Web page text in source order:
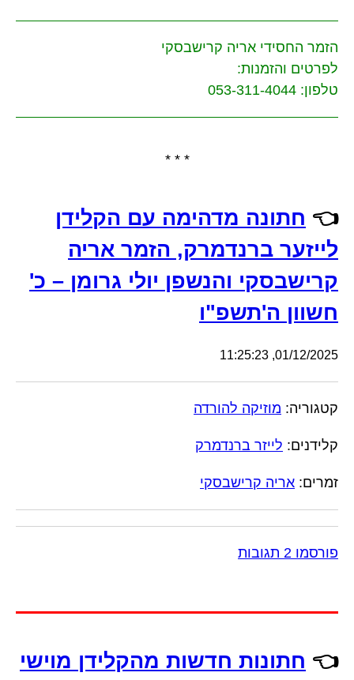
הזמר החסידי אריה קרישבסקי
לפרטים והזמנות:
טלפון: 053-311-4044
* * *
👈 חתונה מדהימה עם הקלידן
לייזער ברנדמרק, הזמר אריה
קרישבסקי והנשפן יולי גרומן – כ'
חשוון ה'תשפ"ו
01/12/2025, 11:25:23
קטגוריה: מוזיקה להורדה
קלידנים: לייזר ברנדמרק
זמרים: אריה קרישבסקי
פורסמו 2 תגובות
👈 חתונות חדשות מהקלידן מוישי